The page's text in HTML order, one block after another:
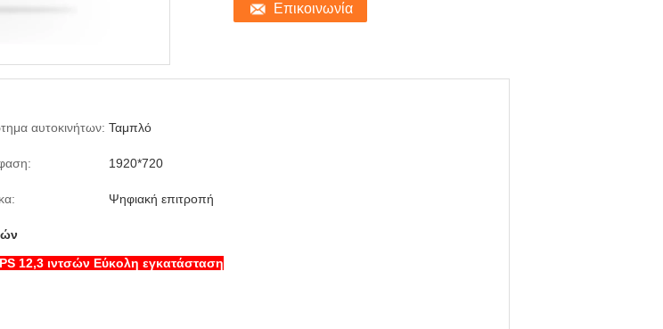
Επικοινωνία
αυτοκινήτων: Ταμπλό
1920*720
Ψηφιακή επιτροπή
12,3 ιντσών Εύκολη εγκατάσταση